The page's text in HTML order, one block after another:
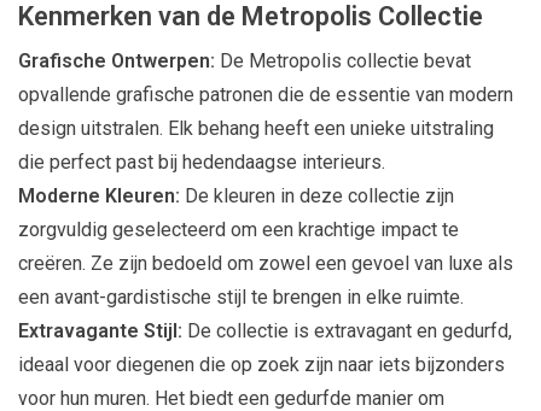
Kenmerken van de Metropolis Collectie
Grafische Ontwerpen: De Metropolis collectie bevat
opvallende grafische patronen die de essentie van modern
design uitstralen. Elk behang heeft een unieke uitstraling
die perfect past bij hedendaagse interieurs.
Moderne Kleuren: De kleuren in deze collectie zijn
zorgvuldig geselecteerd om een krachtige impact te
creëren. Ze zijn bedoeld om zowel een gevoel van luxe als
een avant-gardistische stijl te brengen in elke ruimte.
Extravagante Stijl: De collectie is extravagant en gedurfd,
ideaal voor diegenen die op zoek zijn naar iets bijzonders
voor hun muren. Het biedt een gedurfde manier om